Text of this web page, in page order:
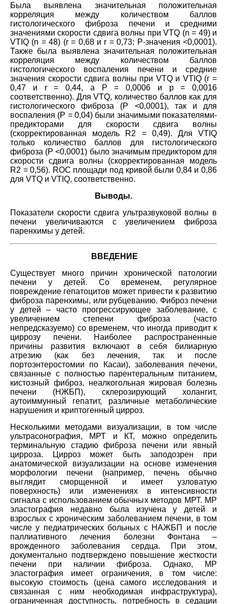
Была выявлена значительная положительная
корреляция между количеством баллов
гистологического фиброза печени и средними
значениями скорости сдвига волны при VTQ (n = 49) и
VTIQ (n = 48) (r = 0,68 и r = 0,73; P-значения <0,0001).
Также была выявлена значительная положительная
корреляция между количеством баллов
гистологического воспаления печени и средние
значения скорости сдвига волны при VTQ и VTIQ (r =
0,47 и r = 0,44, а P = 0,0006 и р = 0,0016
соответственно). Для VTQ, количество баллов как для
гистологического фиброза (Р <0,0001), так и для
воспаления (Р = 0,04) были значимыми показателями-
предикторами для скорости сдвига волны
(скорректированная модель R2 = 0,49). Для VTIQ
только количество баллов для гистологического
фиброза (Р <0,0001) было значимым предиктором для
скорости сдвига волны (скорректированная модель
R2 = 0,56). ROC площади под кривой были 0,84 и 0,86
для VTQ и VTIQ, соответственно.
Выводы.
Показатели скорости сдвига ультразвуковой волны в
печени увеличиваются с увеличением фиброза
паренхимы у детей.
ВВЕДЕНИЕ
Существует много причин хронической патологии
печени у детей. Со временем, регулярное
повреждение гепатоцитов может привести к развитию
фиброза паренхимы, или рубцеванию. Фиброз печени
у детей – часто прогрессирующее заболевание, с
увеличением степени фиброза (часто
непредсказуемо) со временем, что иногда приводит к
циррозу печени. Наиболее распространенные
причины развития включают в себя билиарную
атрезию (как без лечения, так и после
портоэнтеростомии по Касаи), заболевания печени,
связанные с полностью парентеральным питанием,
кистозный фиброз, неалкогольная жировая болезнь
печени (НЖБП), склерозирующий холангит,
аутоиммунный гепатит, различные метаболические
нарушения и криптогенный цирроз.
Несколькими методами визуализации, в том числе
ультрасонография, МРТ и КТ, можно определить
терминальную стадию фиброза печени или явный
цирроза. Цирроз может быть заподозрен при
анатомической визуализации на основе изменения
морфологии печени (например, печень обычно
выглядит сморщенной и имеет узловатую
поверхность) или изменениях в интенсивности
сигнала с использованием обычных методов МРТ. МР
эластография недавно была изучена у детей и
взрослых с хроническим заболеванием печени, в том
числе у педиатрических больных с НАЖБП и после
паллиативного лечения болезни Фонтана –
врожденного заболевания сердца. При этом,
документально подтверждено повышение жесткости
печени при наличии фиброза. Однако, МР
эластография имеет ограничения, в том числе:
высокую стоимость (цена самого исследования и
связанная с ним необходимая инфраструктура),
ограниченная доступность, потребность в седации